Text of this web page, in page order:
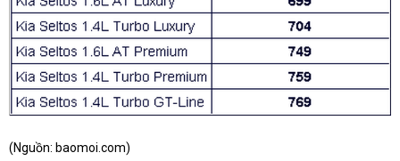
(Nguồn: baomoi.com)